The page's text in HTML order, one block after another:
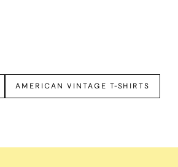
AMERICAN VINTAGE T-SHIRTS